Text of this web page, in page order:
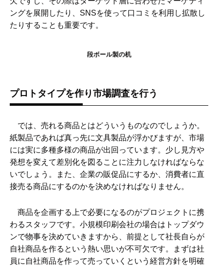
ングを展開したり、SNSを使って口コミを利用し拡散し
たりすることも重要です。
段ボール製の机
プロトタイプを作り市場調査を行う
では、売れる商品とはどういうものなのでしょうか。
紙製品であれば真っ先に文具製品が浮かびますが、市場
には実に多種多様の商品が出回っています。少し見方や
発想を変えて差別化を図ることに注力しなければならな
いでしょう。また、企業の販促品にするか、消費者に直
接売る商品にするのかを決めなければなりません。
商品を企画する上で必要になるのがプロジェクトに携
わるスタッフです。小規模印刷会社の場合はトップダウ
ンで物事を決めていきますから、前提として社長自らが
自社商品を作るという熱い思いが不可欠です。まずは社
員に自社商品を作って売っていくという経営方針を明確